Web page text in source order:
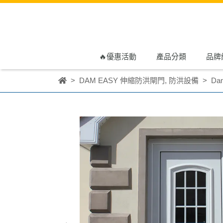
🔥優惠活動 產品分類 品牌
DAM EASY 伸縮防洪閘門, 防洪設備